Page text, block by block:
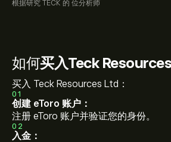
根据研究 TECK 的 位分析师
如何买入Teck
买入 Teck Resources Ltd：
01
创建 eToro 账户：
注册 eToro 账户并验证您的身份。
02
入金：